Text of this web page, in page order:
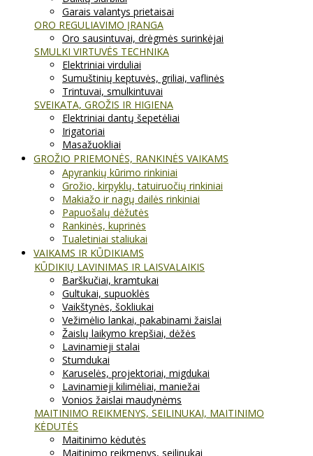
Garais valantys prietaisai
ORO REGULIAVIMO ĮRANGA
Oro sausintuvai, drėgmės surinkėjai
SMULKI VIRTUVĖS TECHNIKA
Elektriniai virduliai
Sumuštinių keptuvės, griliai, vaflinės
Trintuvai, smulkintuvai
SVEIKATA, GROŽIS IR HIGIENA
Elektriniai dantų šepetėliai
Irigatoriai
Masažuokliai
GROŽIO PRIEMONĖS, RANKINĖS VAIKAMS
Apyrankių kūrimo rinkiniai
Grožio, kirpyklų, tatuiruočių rinkiniai
Makiažo ir nagų dailės rinkiniai
Papuošalų dėžutės
Rankinės, kuprinės
Tualetiniai staliukai
VAIKAMS IR KŪDIKIAMS
KŪDIKIŲ LAVINIMAS IR LAISVALAIKIS
Barškučiai, kramtukai
Gultukai, supuoklės
Vaikštynės, šokliukai
Vežimėlio lankai, pakabinami žaislai
Žaislų laikymo krepšiai, dėžės
Lavinamieji stalai
Stumdukai
Karuselės, projektoriai, migdukai
Lavinamieji kilimėliai, maniežai
Vonios žaislai maudynėms
MAITINIMO REIKMENYS, SEILINUKAI, MAITINIMO
KĖDUTĖS
Maitinimo kėdutės
Maitinimo reikmenys, seilinukai